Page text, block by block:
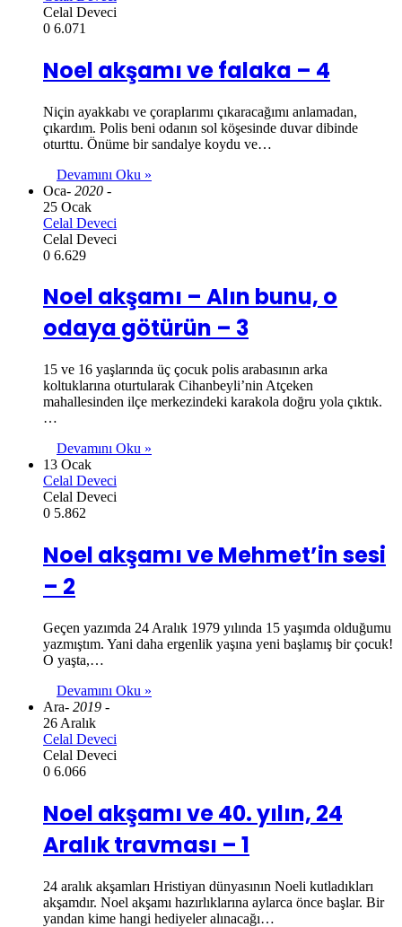
Celal Deveci
0 6.071
Noel akşamı ve falaka – 4
Niçin ayakkabı ve çoraplarımı çıkaracağımı anlamadan,
çıkardım. Polis beni odanın sol köşesinde duvar dibinde
oturttu. Önüme bir sandalye koydu ve…
Devamını Oku »
Oca- 2020 -
25 Ocak
Celal Deveci
Celal Deveci
0 6.629
Noel akşamı – Alın bunu, o
odaya götürün – 3
15 ve 16 yaşlarında üç çocuk polis arabasının arka
koltuklarına oturtularak Cihanbeyli’nin Atçeken
mahallesinden ilçe merkezindeki karakola doğru yola çıktık.
…
Devamını Oku »
13 Ocak
Celal Deveci
Celal Deveci
0 5.862
Noel akşamı ve Mehmet’in sesi
– 2
Geçen yazımda 24 Aralık 1979 yılında 15 yaşımda olduğumu
yazmıştım. Yani daha ergenlik yaşına yeni başlamış bir çocuk!
O yaşta,…
Devamını Oku »
Ara- 2019 -
26 Aralık
Celal Deveci
Celal Deveci
0 6.066
Noel akşamı ve 40. yılın, 24
Aralık travması – 1
24 aralık akşamları Hristiyan dünyasının Noeli kutladıkları
akşamdır. Noel akşamı hazırlıklarına aylarca önce başlar. Bir
yandan kime hangi hediyeler alınacağı…